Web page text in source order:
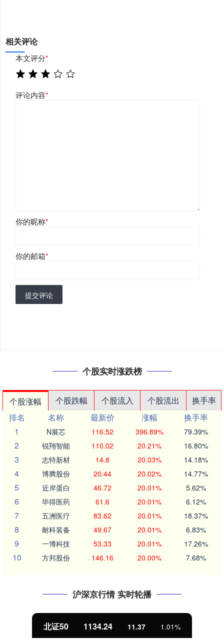
相关评论
本文评分*
评论内容*
你的昵称*
你的邮箱*
提交评论
个股实时涨跌榜
个股涨幅 个股跌幅 个股流入 个股流出
换手率
排名
名称 最新价 涨幅
换手率
1
N展芯 116.52 396.89% 79.39%
2 锐翔智能 110.02 20.21% 16.80%
3 志特新材 14.8 20.03% 14.18%
4 博腾股份 20.44 20.02% 14.77%
5 近岸蛋白 46.72 20.01% 5.62%
6 毕得医药 61.6 20.01% 6.12%
7 五洲医疗 83.62 20.01% 18.37%
8 耐科装备 49.67 20.01% 6.83%
9 一博科技 53.33 20.01% 17.26%
10 方邦股份 146.16 20.00% 7.68%
沪深京行情 实时轮播
北证50 1134.24 11.37 1.01%